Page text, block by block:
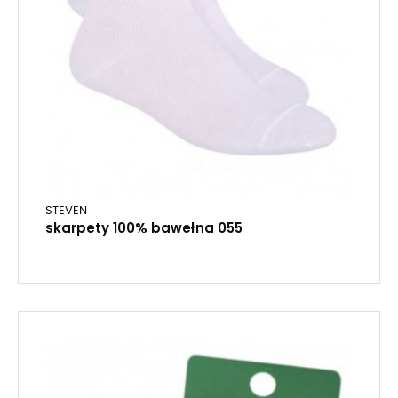
STEVEN
skarpety 100% bawełna 055